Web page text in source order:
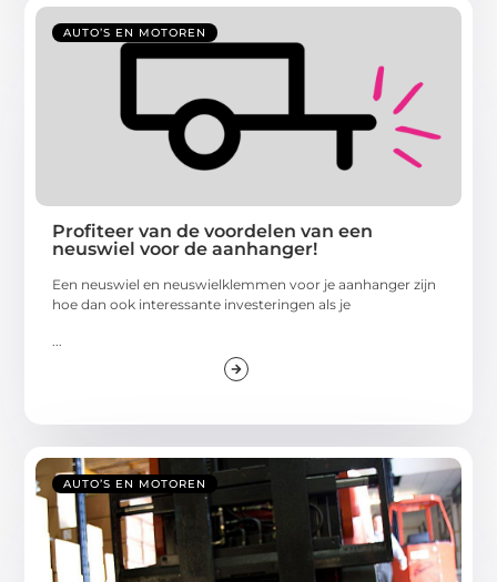
AUTO’S EN MOTOREN
Profiteer van de voordelen van een
neuswiel voor de aanhanger!
Een neuswiel en neuswielklemmen voor je aanhanger zijn
hoe dan ook interessante investeringen als je
AUTO’S EN MOTOREN